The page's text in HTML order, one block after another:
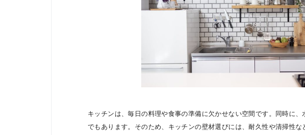
キッチンは、毎日の料理や食事の準備に欠かせない空間です。同時に
でもあります。そのため、キッチンの壁材選びには、耐久性や清掃性